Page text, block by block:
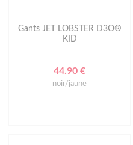
Gants JET LOBSTER D3O®
KID
44.90 €
noir/jaune